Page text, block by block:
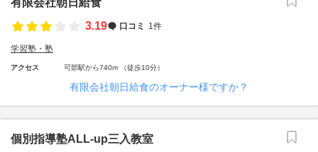
有限会社朝日給食
3.19
口コミ 1件
学習塾・塾
アクセス 可部駅から740m （徒歩10分）
有限会社朝日給食のオーナー様ですか？
個別指導塾ALL-up三入教室